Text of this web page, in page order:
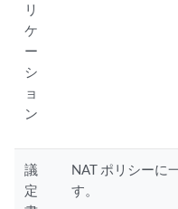
リ
ケ
ー
シ
ョ
ン
議
定
NAT ポリシーに
す。